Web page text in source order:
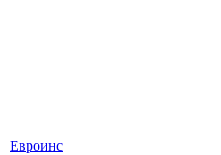
Евроинс